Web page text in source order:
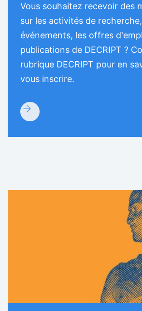
Vous souhaitez recevoir des
sur les activités de
événements, les offres
publications de DECRIPT ?
rubrique DECRIPT pour en
vous inscrire.